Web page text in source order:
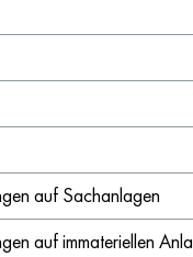
auf Sachanlagen
auf immateriellen